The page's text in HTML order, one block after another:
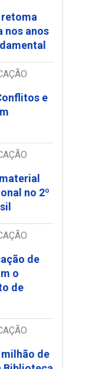
retoma
nos anos
e
no 2º
de
o
de
de